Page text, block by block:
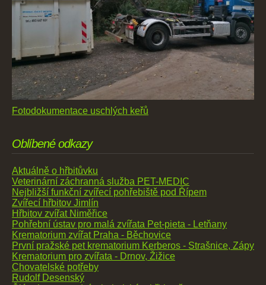
Fotodokumentace uschlých keřů
Oblíbené odkazy
Aktuálně o hřbitůvku
Veterinární záchranná služba PET-MEDIC
Nejbližší funkční zvířecí pohřebiště pod Řípem
Zvířecí hřbitov Jimlín
Hřbitov zvířat Niměřice
Pohřební ústav pro malá zvířata Pet-pieta - Letňany
Krematorium zvířat Praha - Běchovice
První pražské pet krematorium Kerberos - Strašnice, Zápy
Krematorium pro zvířata - Drnov, Žižice
Chovatelské potřeby
Rudolf Desenský